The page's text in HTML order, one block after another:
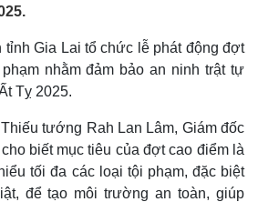
tỉnh Gia Lai tổ chức lễ phát động đợt
nhằm đảm bảo an ninh trật tự
Tỵ 2025.
tướng Rah Lan Lâm, Giám đốc
biết mục tiêu của đợt cao điểm là
tối đa các loại tội phạm, đặc biệt
để tạo môi trường an toàn, giúp